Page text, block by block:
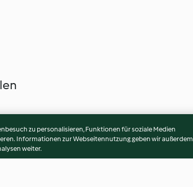
zu personalisieren, Funktionen für soziale Medien
Informationen zur Webseitennutzung geben wir außerdem
weiter.